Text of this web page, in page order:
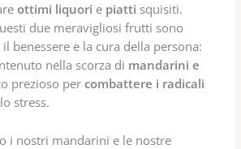
ottimi liquori e piatti squisiti.
due meravigliosi frutti sono
benessere e la cura della persona:
nella scorza di mandarini e
prezioso percombattere i radicali
stress.
i nostri mandarini e le nostre